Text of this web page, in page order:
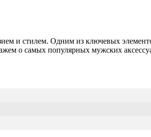
и стилем. Одним из ключевых
о самых популярных мужских